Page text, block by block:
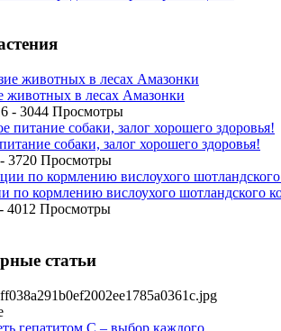
животных в лесах Амазонки
- 3044 Просмотры
собаки, залог хорошего здоровья!
- 3720 Просмотры
по кормлению вислоухого шотландского
- 4012 Просмотры
статьи
гепатитом С – выбор каждого